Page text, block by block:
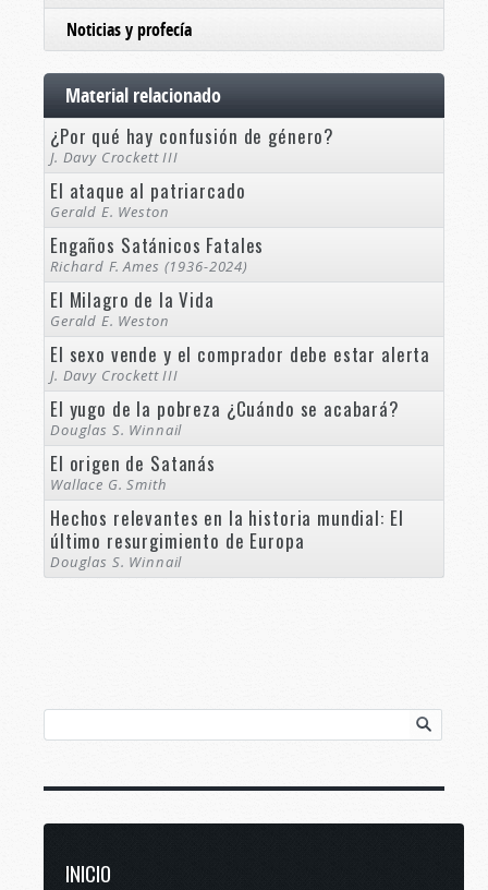
Noticias y profecía
Material relacionado
¿Por qué hay confusión de género?
J. Davy Crockett III
El ataque al patriarcado
Gerald E. Weston
Engaños Satánicos Fatales
Richard F. Ames (1936-2024)
El Milagro de la Vida
Gerald E. Weston
El sexo vende y el comprador debe estar alerta
J. Davy Crockett III
El yugo de la pobreza ¿Cuándo se acabará?
Douglas S. Winnail
El origen de Satanás
Wallace G. Smith
Hechos relevantes en la historia mundial: El
último resurgimiento de Europa
Douglas S. Winnail
INICIO